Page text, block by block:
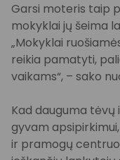
Garsi moteris taip
mokyklai jų šeima
„Mokyklai
reikia pamatyti,
vaikams“, – sako
Kad dauguma
gyvam
ir pramogų